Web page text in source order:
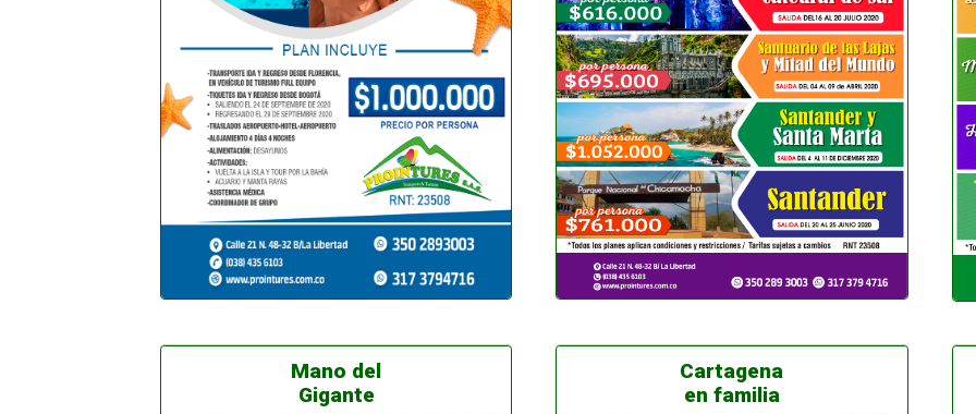
Mano del
Gigante
Cartagena
en familia